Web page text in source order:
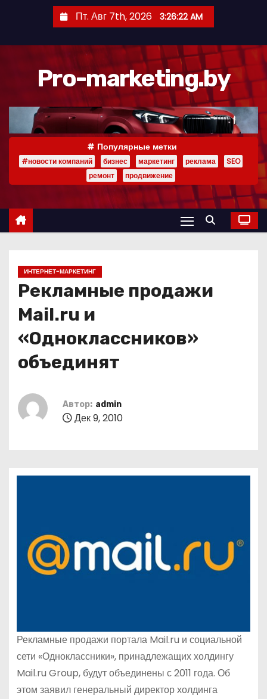
р
Пт. Авг 7th, 2026 3:26:23 AM
Pro-marketing.by
Популярные метки
#новости компаний бизнес маркетинг реклама
SEO
ремонт
продвижение
ИНТЕРНЕТ-МАРКЕТИНГ
Рекламные продажи
Mail.ru и
«Одноклассников»
объединят
Автор: admin
Дек 9, 2010
Рекламные продажи портала Mail.ru и социальной
сети «Одноклассники», принадлежащих холдингу
Mail.ru Group, будут объединены с 2011 года. Об
этом заявил генеральный директор холдинга